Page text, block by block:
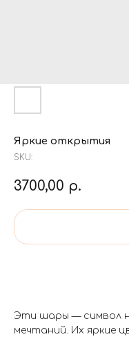
Яркие открытия
SKU:
3700,00 р.
Эти шары — символ
мечтаний. Их яркие